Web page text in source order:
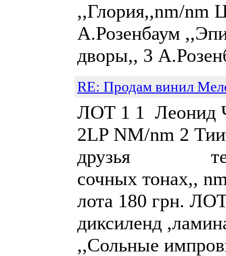
,,Глория,,nm/nm
А.Розенбаум
дворы,, 3
RE: Продам винил
ЛОТ 1 1 Леонид
2LP NM/nm 2
друзья тех.
сочных
лота 180 грн.
диксиленд
,,Сольные